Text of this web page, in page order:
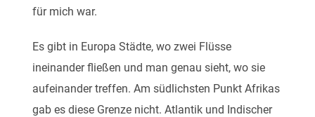
für mich war.
Es gibt in Europa Städte, wo zwei Flüsse
ineinander fließen und man genau sieht, wo sie
aufeinander treffen. Am südlichsten Punkt Afrikas
gab es diese Grenze nicht. Atlantik und Indischer